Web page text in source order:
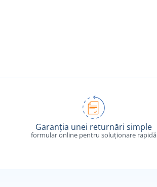
Garanția unei returnări simple
formular online pentru soluționare rapidă